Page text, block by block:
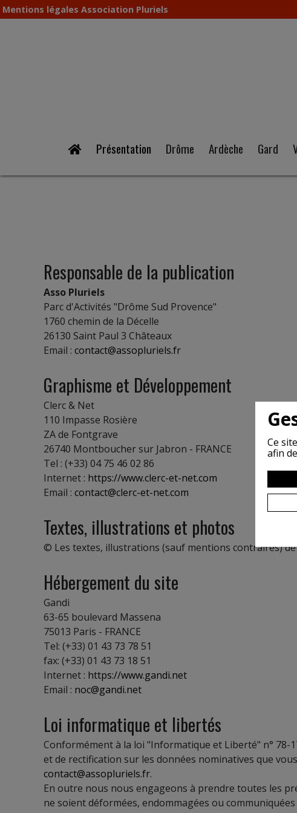
Mentions légales Association Pluriels
Présentation Drôme Ardèche Gard
Responsable de la publication
Asso Pluriels
Parc d'Activités "Drôme Sud Provence"
1760 chemin de la Décelle
26130 Saint Paul 3 Châteaux
Email : contact@assopluriels.fr
Graphisme et Développement
Clerc & Net
110 Impasse Rosière
ZA de Fontgrave
26740 Montboucher sur Jabron - FRANCE
Tel : (+33) 04 75 46 02 86
Internet : https://www.clerc-et-net.com
Email : contact@clerc-et-net.com
Textes, illustrations et photos
© Les textes, illustrations (sauf mentions contraires)
Hébergement du site
Gandi
63-65 boulevard Massena
75013 Paris - FRANCE
Tel: (+33) 01 43 73 78 51
fax: (+33) 01 43 73 18 51
Internet : https://www.gandi.net
Email : noc@gandi.net
Loi informatique et libertés
Conformément à la loi "Informatique et Liberté" n° 78-
et de rectification sur les données nominatives que
contact@assopluriels.fr.
En outre nous nous engageons à prendre toutes les
ne soient déformées, endommagées ou
Ce
afin